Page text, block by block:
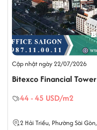
Cập nhật ngày 22/07/2026
Bitexco Financial Tower
44 - 45 USD/m2
2 Hải Triều, Phường Sài Gòn,